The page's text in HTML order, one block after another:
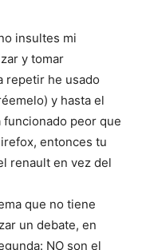
insultes mi
y tomar
repetir he usado
y hasta el
peor que
entonces tu
renault en vez del
que no tiene
un debate, en
NO son el